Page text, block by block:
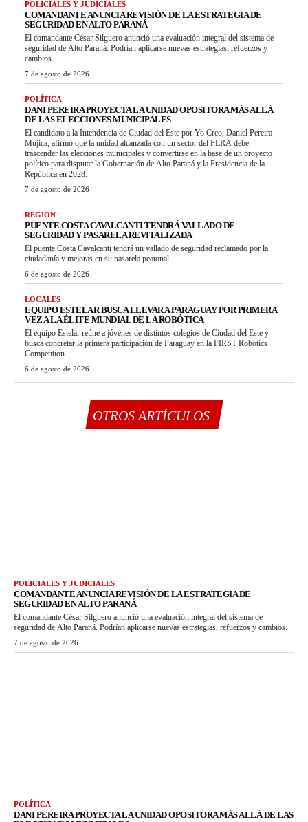
POLICIALES Y JUDICIALES
COMANDANTE ANUNCIA REVISIÓN DE LA ESTRATEGIA DE
SEGURIDAD EN ALTO PARANÁ
El comandante César Silguero anunció una evaluación integral del sistema de
seguridad de Alto Paraná. Podrían aplicarse nuevas estrategias, refuerzos y
cambios.
7 de agosto de 2026
POLÍTICA
DANI PEREIRA PROYECTA LA UNIDAD OPOSITORA MÁS ALLÁ
DE LAS ELECCIONES MUNICIPALES
El candidato a la Intendencia de Ciudad del Este por Yo Creo, Daniel Pereira
Mujica, afirmó que la unidad alcanzada con un sector del PLRA debe
trascender las elecciones municipales y convertirse en la base de un proyecto
político para disputar la Gobernación de Alto Paraná y la Presidencia de la
República en 2028.
7 de agosto de 2026
REGIÓN
PUENTE COSTA CAVALCANTI TENDRÁ VALLADO DE
SEGURIDAD Y PASARELA REVITALIZADA
El puente Costa Cavalcanti tendrá un vallado de seguridad reclamado por la
ciudadanía y mejoras en su pasarela peatonal.
6 de agosto de 2026
LOCALES
EQUIPO ESTELAR BUSCA LLEVAR A PARAGUAY POR PRIMERA
VEZ A LA ÉLITE MUNDIAL DE LA ROBÓTICA
El equipo Estelar reúne a jóvenes de distintos colegios de Ciudad del Este y
busca concretar la primera participación de Paraguay en la FIRST Robotics
Competition.
6 de agosto de 2026
OTROS ARTÍCULOS
POLICIALES Y JUDICIALES
COMANDANTE ANUNCIA REVISIÓN DE LA ESTRATEGIA DE
SEGURIDAD EN ALTO PARANÁ
El comandante César Silguero anunció una evaluación integral del sistema de
seguridad de Alto Paraná. Podrían aplicarse nuevas estrategias, refuerzos y cambios.
7 de agosto de 2026
POLÍTICA
DANI PEREIRA PROYECTA LA UNIDAD OPOSITORA MÁS ALLÁ DE LAS